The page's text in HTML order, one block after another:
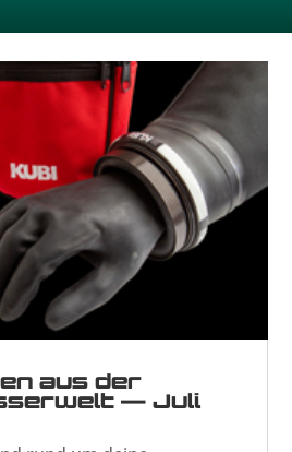
aus der
— Juli